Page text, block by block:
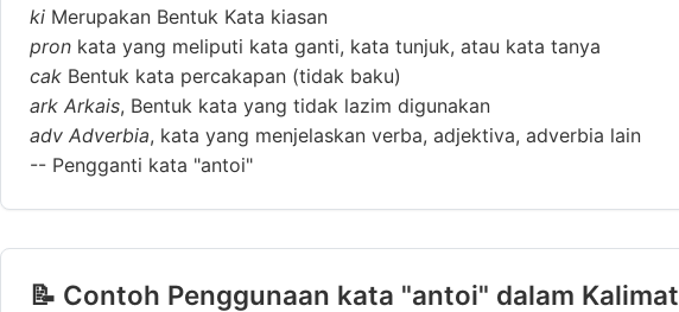
ki Merupakan Bentuk Kata kiasan
pron kata yang meliputi kata ganti, kata tunjuk, atau kata tanya
cak Bentuk kata percakapan (tidak baku)
ark Arkais, Bentuk kata yang tidak lazim digunakan
adv Adverbia, kata yang menjelaskan verba, adjektiva, adverbia lain
-- Pengganti kata "antoi"
📝 Contoh Penggunaan kata "antoi" dalam Kalimat